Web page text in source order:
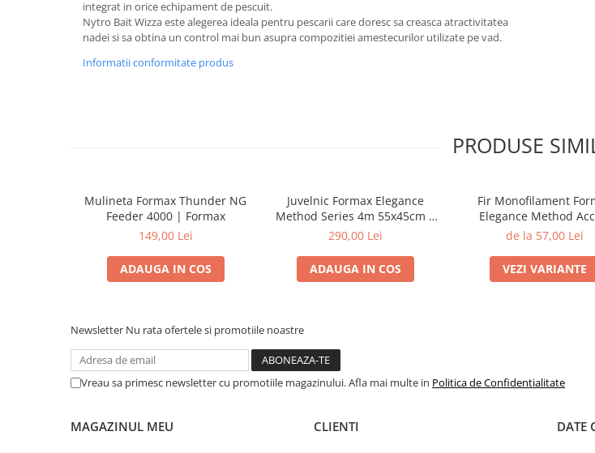
integrat in orice echipament de pescuit.
Nytro Bait Wizza este alegerea ideala pentru pescarii care doresc sa creasca atractivitatea
nadei si sa obtina un control mai bun asupra compozitiei amestecurilor utilizate pe vad.
Informatii conformitate produs
PRODUSE
Mulineta Formax Thunder NG
Feeder 4000 | Formax
149,00 Lei
ADAUGA IN COS
Juvelnic Formax Elegance
Method Series 4m 55x45cm |
Formax
290,00 Lei
ADAUGA IN COS
Fir Monofilament
Elegance Method
Distance Feeder Fluo
de la 57,00 Lei
VEZI VARIANTE
Newsletter Nu rata ofertele si promotiile noastre
Vreau sa primesc newsletter cu promotiile magazinului. Afla mai multe in Politica de Confidentialitate
MAGAZINUL MEU CLIENTI DATE